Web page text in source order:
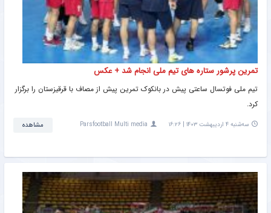
تمرین پرشور ستاره های تیم ملی انجام شد + عکس
تیم ملی فوتسال ساعتی پیش در بانکوک تمرین پیش از مصاف با قرقیزستان را برگزار
کرد.
سه‌شنبه ۴ اردیبهشت ۱۴۰۳ | ۱۶:۲۶ Parsfootball Multi media مشاهده